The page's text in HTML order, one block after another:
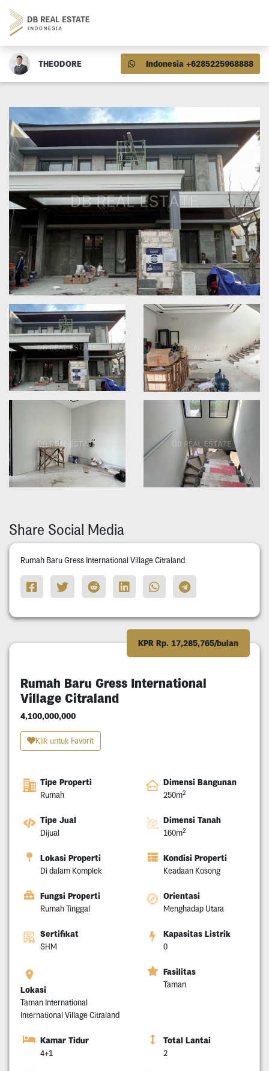
THEODORE Indonesia +6285225968888
Share Social Media
Rumah Baru Gress International Village Citraland
KPR Rp. 17,285,765/bulan
Rumah Baru Gress International
Village Citraland
4,100,000,000
Klik untuk Favorit
Tipe Properti
Rumah
Dimensi Bangunan
250m2
Tipe Jual
Dijual
Dimensi Tanah
160m2
Lokasi Properti
Di dalam Komplek
Kondisi Properti
Keadaan Kosong
Fungsi Properti
Rumah Tinggal
Orientasi
Menghadap Utara
Sertifikat
SHM
Kapasitas Listrik
0
Lokasi
Taman International
International Village Citraland
Fasilitas
Taman
Kamar Tidur
4+1
Total Lantai
2